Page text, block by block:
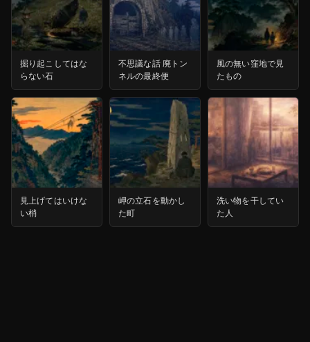
掘り起こしてはな
らない石
不思議な話 廃トン
ネルの最終便
風の無い窪地で見
たもの
見上げてはいけな
い梢
岬の立石を動かし
た町
洗い物を干してい
た人